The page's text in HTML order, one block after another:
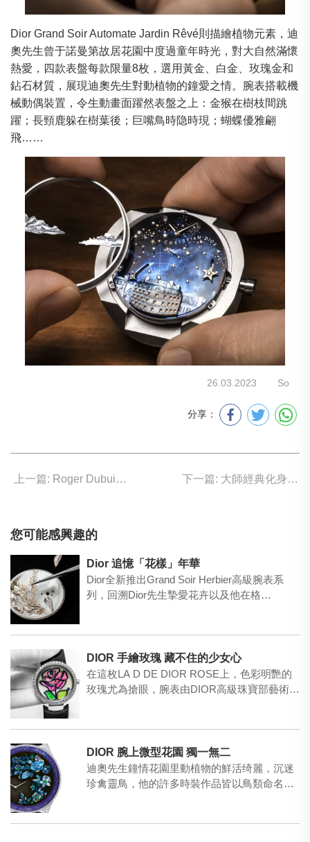
Dior Grand Soir Automate Jardin Rêvé則描繪植物元素，迪
奧先生曾于諾曼第故居花園中度過童年時光，對大自然滿懷
熱愛，四款表盤每款限量8枚，選用黃金、白金、玫瑰金和
鉆石材質，展現迪奧先生對動植物的鐘愛之情。腕表搭載機
械動偶裝置，令生動畫面躍然表盤之上：金猴在樹枝間跳
躍；長頸鹿躲在樹葉後；巨嘴鳥時隐時現；蝴蝶優雅翩
飛……
26.03.2023 So
分享：
上一篇: Roger Dubuis 騎士精神再臨 下一篇: 大師經典化身腕表Swatch
您可能感興趣的
Dior 追憶「花樣」年華
Dior全新推出Grand Soir Herbier高級腕表系
列，回溯Dior先生摯愛花卉以及他在格…
DIOR 手繪玫瑰 藏不住的少女心
在這枚LA D DE DIOR ROSE上，色彩明艷的
玫瑰尤為搶眼，腕表由DIOR高級珠寶部藝術總
DIOR 腕上微型花園 獨一無二
迪奧先生鐘情花園里動植物的鮮活绮麗，沉迷
珍禽靈鳥，他的許多時裝作品皆以鳥類命名。